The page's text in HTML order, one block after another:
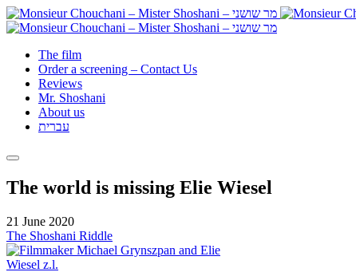
The film
Order a screening – Contact Us
Reviews
Mr. Shoshani
About us
עברית
The world is missing Elie Wiesel
21 June 2020
The Shoshani Riddle